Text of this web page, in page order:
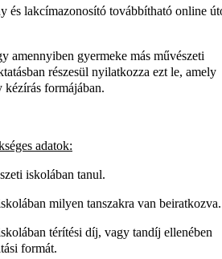
és lakcímazonosító továbbítható online
amennyiben gyermeke más művészeti
részesül nyilatkozza ezt le, amely
kézírás formájában.
adatok:
iskolában tanul.
milyen tanszakra van beiratkozva.
térítési díj, vagy tandíj ellenében
formát.